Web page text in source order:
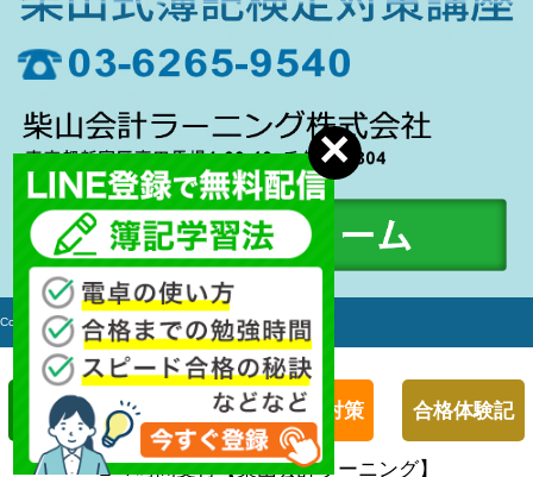
簿記１級対策 簿記２級対策 合格体験記
２４時間受付【柴山会計ラーニング】
Copyright c 2006-2017 簿記検定対策講座 All rights Reserved.